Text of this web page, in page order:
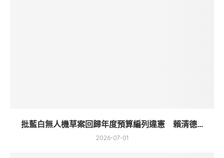
批藍白無人機草案回歸年度預算編列違憲 賴清德...
2026-07-01